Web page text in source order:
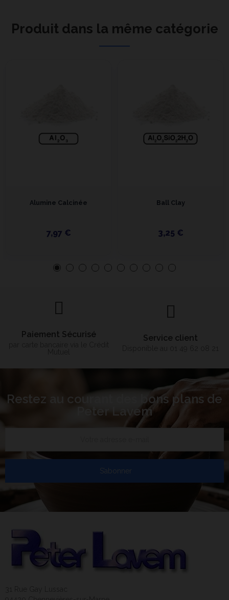
Produit dans la même catégorie
Alumine Calcinée
7,97 €
Ball Clay
3,25 €
Paiement Sécurisé Service client
Restez au courant des bons plans de
Peter Lavem
S’abonner